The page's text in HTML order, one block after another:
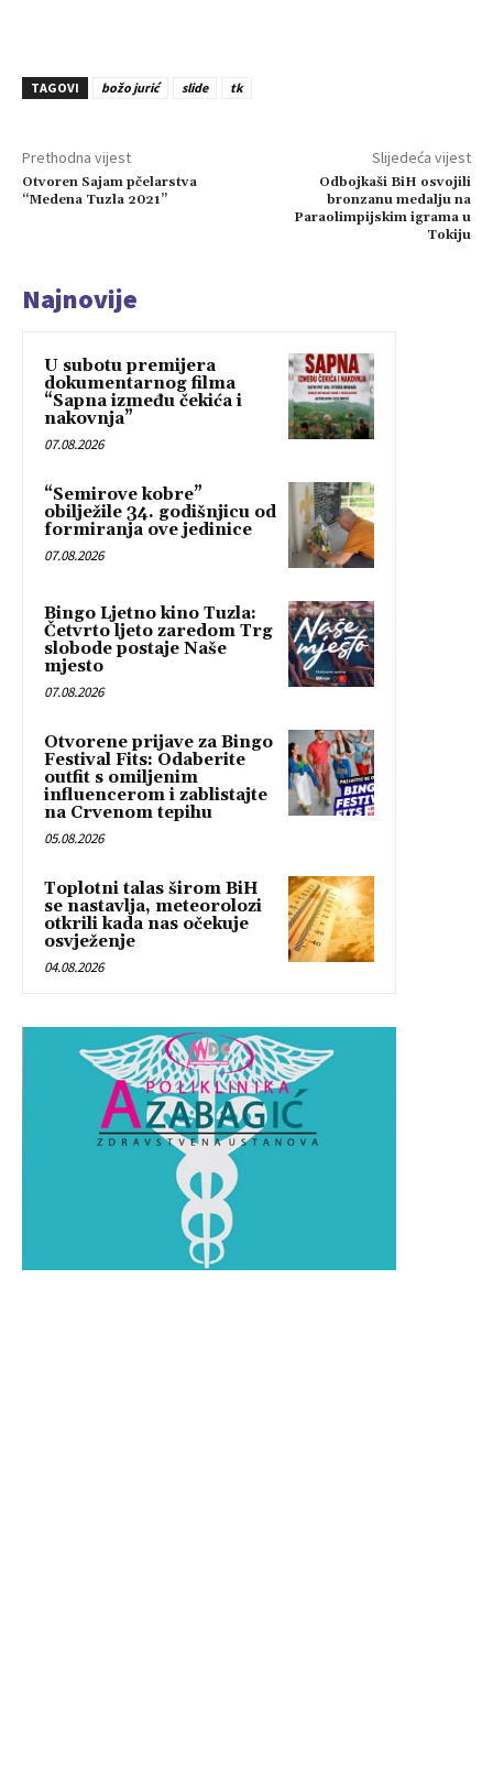
TAGOVI božo jurić slide tk
Prethodna vijest
Otvoren Sajam pčelarstva
“Medena Tuzla 2021”
Slijedeća vijest
Odbojkaši BiH osvojili
bronzanu medalju na
Paraolimpijskim igrama u
Tokiju
Najnovije
U subotu premijera
dokumentarnog filma
“Sapna između čekića i
nakovnja”
07.08.2026
“Semirove kobre”
obilježile 34. godišnjicu od
formiranja ove jedinice
07.08.2026
Bingo Ljetno kino Tuzla:
Četvrto ljeto zaredom Trg
slobode postaje Naše
mjesto
07.08.2026
Otvorene prijave za Bingo
Festival Fits: Odaberite
outfit s omiljenim
influencerom i zablistajte
na Crvenom tepihu
05.08.2026
Toplotni talas širom BiH
se nastavlja, meteorolozi
otkrili kada nas očekuje
osvježenje
04.08.2026